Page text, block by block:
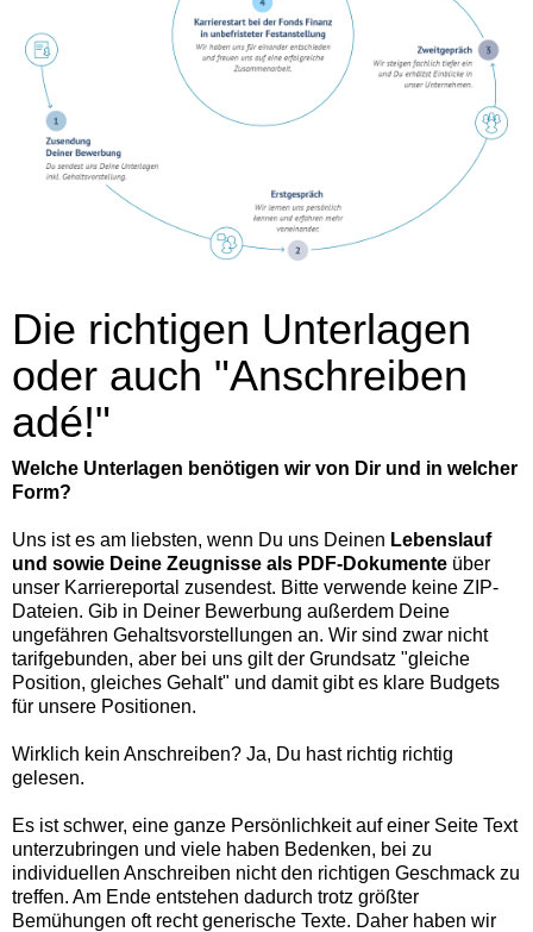
Die richtigen Unterlagen
oder auch "Anschreiben
adé!"
Welche Unterlagen benötigen wir von Dir und in welcher
Form?
Uns ist es am liebsten, wenn Du uns Deinen Lebenslauf
und sowie Deine Zeugnisse als PDF-Dokumente über
unser Karriereportal zusendest. Bitte verwende keine ZIP-
Dateien. Gib in Deiner Bewerbung außerdem Deine
ungefähren Gehaltsvorstellungen an. Wir sind zwar nicht
tarifgebunden, aber bei uns gilt der Grundsatz "gleiche
Position, gleiches Gehalt" und damit gibt es klare Budgets
für unsere Positionen.
Wirklich kein Anschreiben? Ja, Du hast richtig richtig
gelesen.
Es ist schwer, eine ganze Persönlichkeit auf einer Seite Text
unterzubringen und viele haben Bedenken, bei zu
individuellen Anschreiben nicht den richtigen Geschmack zu
treffen. Am Ende entstehen dadurch trotz größter
Bemühungen oft recht generische Texte. Daher haben wir